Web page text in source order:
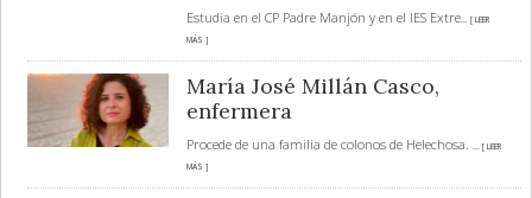
Estudia en el CP Padre Manjón y en el IES Extre... [ LEER
MÁS ]
María José Millán Casco,
enfermera
Procede de una familia de colonos de Helechosa. ... [ LEER
MÁS ]